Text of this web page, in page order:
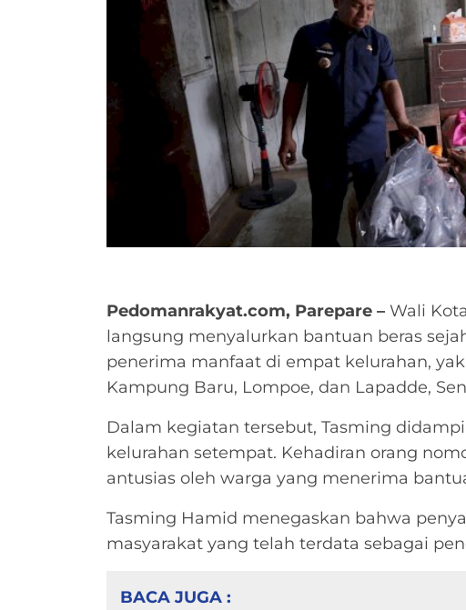
Pedomanrakyat.com, Parepare – Wali
langsung menyalurkan bantuan beras
penerima manfaat di empat kelurahan,
Kampung Baru, Lompoe, dan Lapadde,
Dalam kegiatan tersebut, Tasming
kelurahan setempat. Kehadiran orang
antusias oleh warga yang menerima
Tasming Hamid menegaskan bahwa
masyarakat yang telah terdata sebagai
BACA JUGA :